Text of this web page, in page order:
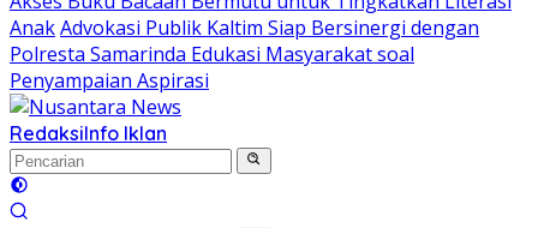
AnakAdvokasi Publik Kaltim Siap Bersinergi dengan
Polresta Samarinda Edukasi Masyarakat soal
Penyampaian Aspirasi
RedaksiInfo Iklan